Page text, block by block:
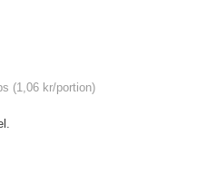
(1,06 kr/portion)